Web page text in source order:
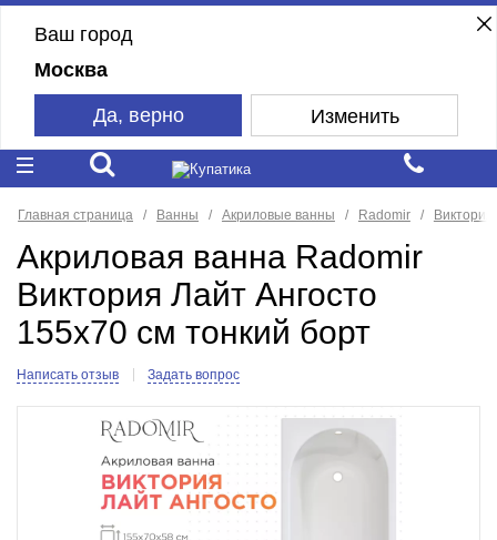
Ваш город
Москва
Да, верно Изменить
Главная страница Ванны Акриловые ванны Radomir Виктория
Акриловая ванна Radomir
Виктория Лайт Ангосто
155x70 см тонкий борт
Написать отзыв Задать вопрос